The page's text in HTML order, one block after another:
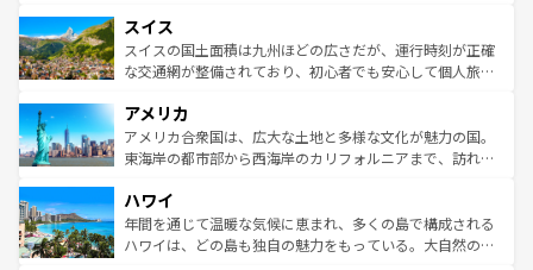
れる地方に足を運ぶとそれぞれで全く異なる文化を体験で
きるだろう。 なお、新着のフランス情報はコンテンツ一覧
を参照してほしい。
は、お酒好きな人にはぜひ体験してほしい。 なお、新着の
ドイツ情報はコンテンツ一覧を参照してほしい。
リアごとに異なる魅力がある。また、優雅なアフタヌーン
ティー、ビール好きにはたまらない英国パブ、サッカー観
戦など、本場だからこそできる体験も豊富。イギリスを旅
ンツ一覧を参照してほしい。
スイス
スイスの国土面積は九州ほどの広さだが、運行時刻が正確
な交通網が整備されており、初心者でも安心して個人旅行
の建物がそのまま残る町や、スイスならではのユニークな
博物館もあり、アルプス観光だけでなく町歩きも満喫する
ことができる。国民の所得が高いため物価も高いが、旅行
ば市内交通費無料で観光を楽しむこともできる。 なお、新
着のスイス情報はコンテンツ一覧 を参照してほしい。
アメリカ
アメリカ合衆国は、広大な土地と多様な文化が魅力の国。
東海岸の都市部から西海岸のカリフォルニアまで、訪れる
のような巨大都市は、観光、ショッピング、エンターテイ
ンメントが詰まった刺激的なスポットだ。一方、アメリカ
西部には大自然が広がり、グランドキャニオンやイエロー
ハワイ
年間を通じて温暖な気候に恵まれ、多くの島で構成される
ハワイは、どの島も独自の魅力をもっている。大自然の神